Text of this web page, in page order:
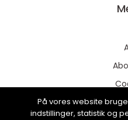
På vores website
indstillinger, statistik og